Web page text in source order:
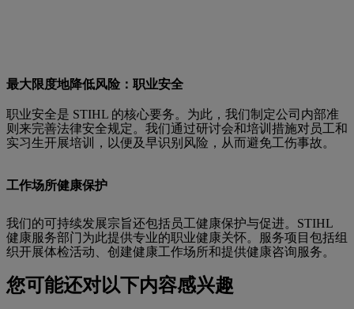
最大限度地降低风险：职业安全
职业安全是 STIHL 的核心要务。为此，我们制定公司内部准
则来完善法律安全规定。我们通过研讨会和培训措施对员工和
实习生开展培训，以便及早识别风险，从而避免工伤事故。
工作场所健康保护
我们的可持续发展宗旨还包括员工健康保护与促进。STIHL
健康服务部门为此提供专业的职业健康关怀。服务项目包括组
织开展体检活动、创建健康工作场所和提供健康咨询服务。
您可能还对以下内容感兴趣